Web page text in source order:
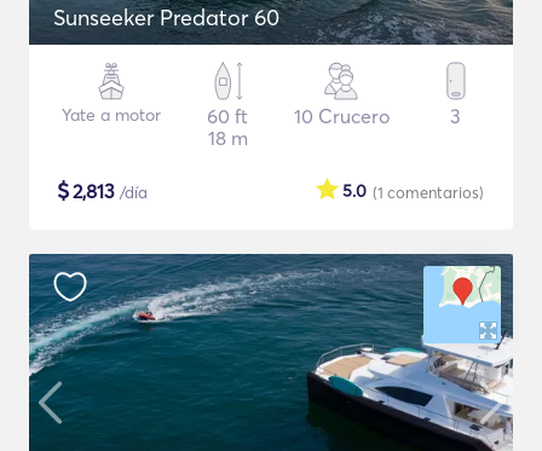
Sunseeker Predator 60
Yate a motor
60 ft
18 m
10 Crucero 3
$2,813 /día (1 comentarios)
5.0